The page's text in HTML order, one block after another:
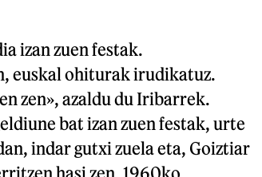
izan zuen festak.
euskal ohiturak irudikatuz.
zen», azaldu du Iribarrek.
bat izan zuen festak, urte
indar gutxi zuela eta, Goiztiar
hasi zen. 1960ko